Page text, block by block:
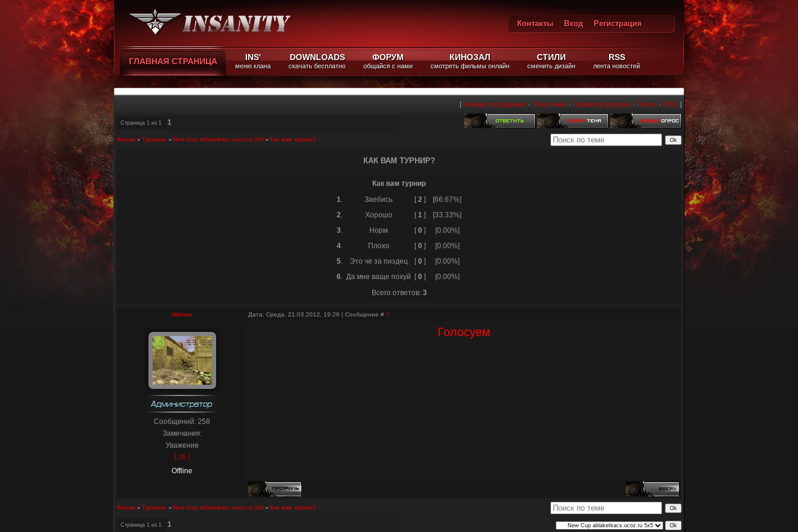
Контакты Вход
Регистрация
ГЛАВНАЯ СТРАНИЦА INS'
меню клана
DOWNLOADS
скачать бесплатно
ФОРУМ
общайся с нами
КИНОЗАЛ
смотреть фильмы онлайн
СТИЛИ
сменить дизайн
RSS
лента новостей
[ Новые сообщения · Участники · Правила форума · Поиск · RSS ]
Страница 1 из 1 1
Форум » Турниры » New Cup ablaketkacs.ucoz.ru 5x5 » Как вам турнир?
КАК ВАМ ТУРНИР?
Как вам турнир
1. Заебись [ 2 ]
[66.67%]
2. Хорошо [ 1 ]
[33.33%]
3. Норм [ 0 ]
[0.00%]
4. Плохо [ 0 ]
[0.00%]
5. Это че за пиздец [ 0 ]
[0.00%]
6. Да мне ваще похуй [ 0 ]
[0.00%]
Всего ответов: 3
Hitman Дата: Среда, 21.03.2012, 19:26 | Сообщение # 1
Сообщений: 258
Замечания:
Уважение
[ 26 ]
Offline
Голосуем
Форум » Турниры » New Cup ablaketkacs.ucoz.ru 5x5 » Как вам турнир?
Страница 1 из 1 1